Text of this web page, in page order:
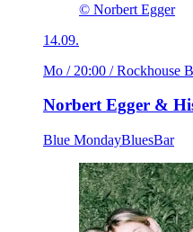
© Norbert Egger
14.09.
Mo / 20:00 / Rockhouse
Norbert Egger &
Blue MondayBluesBar